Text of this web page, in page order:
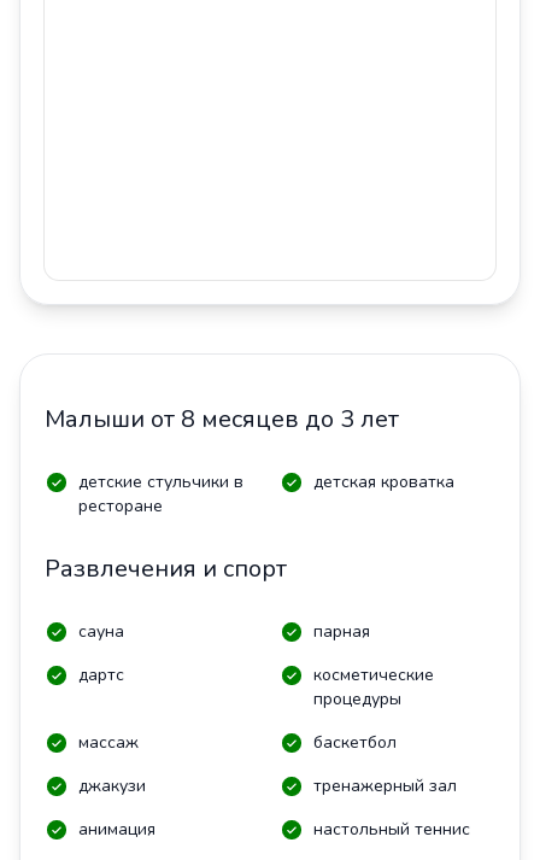
Малыши от 8 месяцев до 3 лет
детские стульчики в
ресторане
детская кроватка
Развлечения и спорт
сауна
парная
дартс
косметические
процедуры
массаж
баскетбол
джакузи
тренажерный зал
анимация
настольный теннис